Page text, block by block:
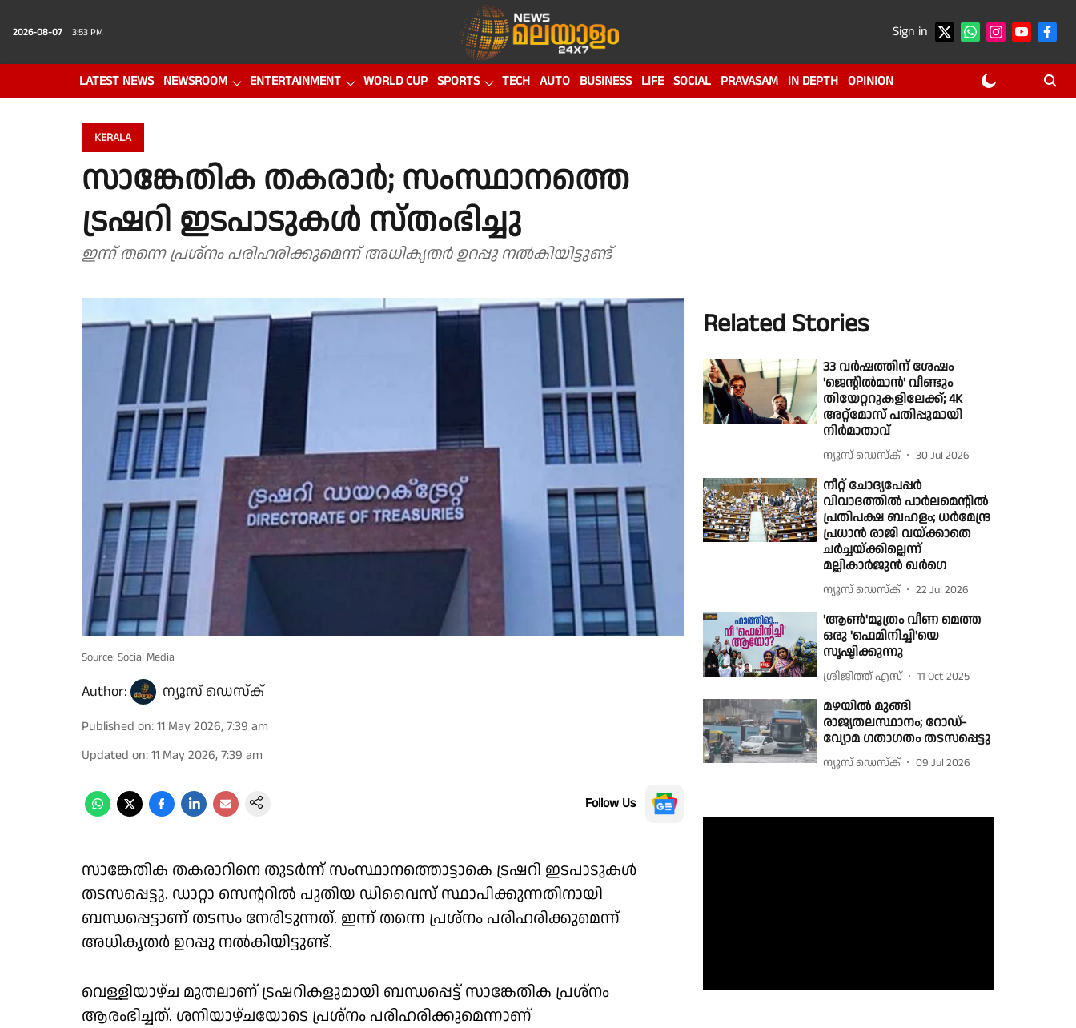
2026-08-07 3:53 PM Sign in
LATEST NEWS NEWSROOM ENTERTAINMENT WORLD CUP SPORTS TECH AUTO BUSINESS LIFE SOCIAL PRAVASAM IN DEPTH OPINION
KERALA
സാങ്കേതിക തകരാർ; സംസ്ഥാനത്തെ
ട്രഷറി ഇടപാടുകൾ സ്തംഭിച്ചു
ഇന്ന് തന്നെ പ്രശ്നം പരിഹരിക്കുമെന്ന് അധികൃതർ ഉറപ്പു നൽകിയിട്ടുണ്ട്
Source: Social Media
Author: ന്യൂസ് ഡെസ്ക്
Published on:11 May 2026, 7:39 am
Updated on:11 May 2026, 7:39 am
Follow Us
സാങ്കേതിക തകരാറിനെ തുടർന്ന് സംസ്ഥാനത്തൊട്ടാകെ ട്രഷറി ഇടപാടുകൾ
തടസപ്പെട്ടു. ഡാറ്റാ സെൻ്ററിൽ പുതിയ ഡിവൈസ് സ്ഥാപിക്കുന്നതിനായി
ബന്ധപ്പെട്ടാണ് തടസം നേരിടുന്നത്. ഇന്ന് തന്നെ പ്രശ്നം പരിഹരിക്കുമെന്ന്
അധികൃതർ ഉറപ്പു നൽകിയിട്ടുണ്ട്.
വെള്ളിയാഴ്ച മുതലാണ് ട്രഷറികളുമായി ബന്ധപ്പെട്ട് സാങ്കേതിക പ്രശ്നം
ആരംഭിച്ചത്. ശനിയാഴ്ചയോടെ പ്രശ്നം പരിഹരിക്കുമെന്നാണ്
Related Stories
33 വർഷത്തിന് ശേഷം
'ജെന്റിൽമാൻ' വീണ്ടും
തിയേറ്ററുകളിലേക്ക്; 4K
അറ്റ്‌മോസ് പതിപ്പുമായി
നിർമാതാവ്
ന്യൂസ് ഡെസ്ക് 30 Jul 2026
നീറ്റ് ചോദ്യപേപ്പർ
വിവാദത്തിൽ പാർലമെൻ്റിൽ
പ്രതിപക്ഷ ബഹളം; ധർമേന്ദ്ര
പ്രധാൻ രാജി വയ്ക്കാതെ
ചർച്ചയ്ക്കില്ലെന്ന്
മല്ലികാർജുൻ ഖർഗെ
ന്യൂസ് ഡെസ്ക് 22 Jul 2026
'ആണ്‍'മൂത്രം വീണ മെത്ത
ഒരു 'ഫെമിനിച്ചി'യെ
സൃഷ്ടിക്കുന്നു
ശ്രീജിത്ത് എസ് 11 Oct 2025
മഴയിൽ മുങ്ങി
രാജ്യതലസ്ഥാനം; റോഡ്-
വ്യോമ ഗതാഗതം തടസപ്പെട്ടു
ന്യൂസ് ഡെസ്ക് 09 Jul 2026